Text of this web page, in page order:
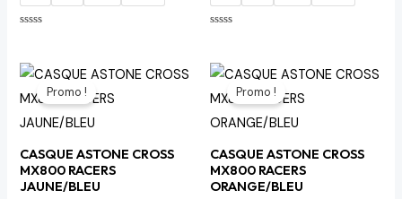
5
5
Promo !
CASQUE ASTONE CROSS
MX800 RACERS
JAUNE/BLEU
Le
prix
initial
était :
Le
actuel
Promo !
CASQUE ASTONE CROSS
MX800 RACERS
ORANGE/BLEU
Le
prix
initial
était :
Le
actuel